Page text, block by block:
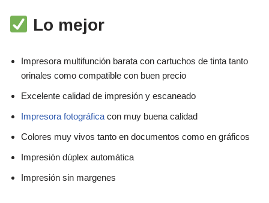
Lo mejor
Impresora multifunción barata con cartuchos de tinta tanto
orinales como compatible con buen precio
Excelente calidad de impresión y escaneado
Impresora fotográfica con muy buena calidad
Colores muy vivos tanto en documentos como en gráficos
Impresión dúplex automática
Impresión sin margenes